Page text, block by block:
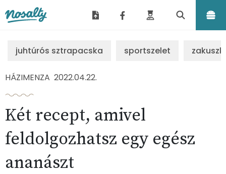
juhtúrós sztrapacska sportszelet
HÁZIMENZA 2022.04.22.
Két recept, amivel
feldolgozhatsz egy egész
ananászt